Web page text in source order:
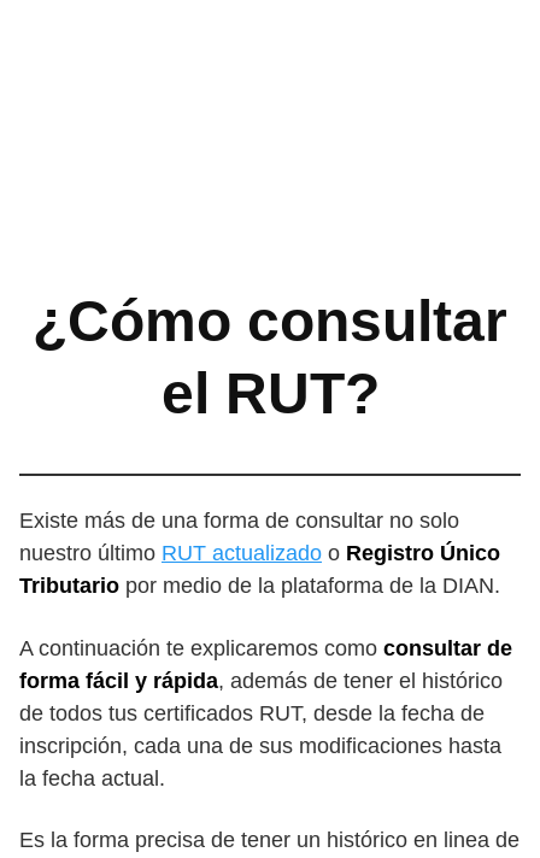
¿Cómo consultar
el RUT?
Existe más de una forma de consultar no solo
nuestro último RUT actualizado o Registro Único
Tributario por medio de la plataforma de la DIAN.
A continuación te explicaremos como consultar de
forma fácil y rápida, además de tener el histórico
de todos tus certificados RUT, desde la fecha de
inscripción, cada una de sus modificaciones hasta
la fecha actual.
Es la forma precisa de tener un histórico en linea de